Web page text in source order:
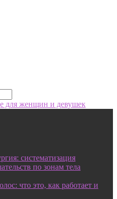
для женщин и девушек
систематизация
по зонам тела
что это, как работает и